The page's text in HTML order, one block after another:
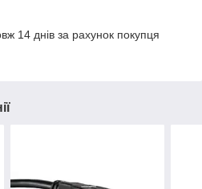
14 днів за рахунок покупця